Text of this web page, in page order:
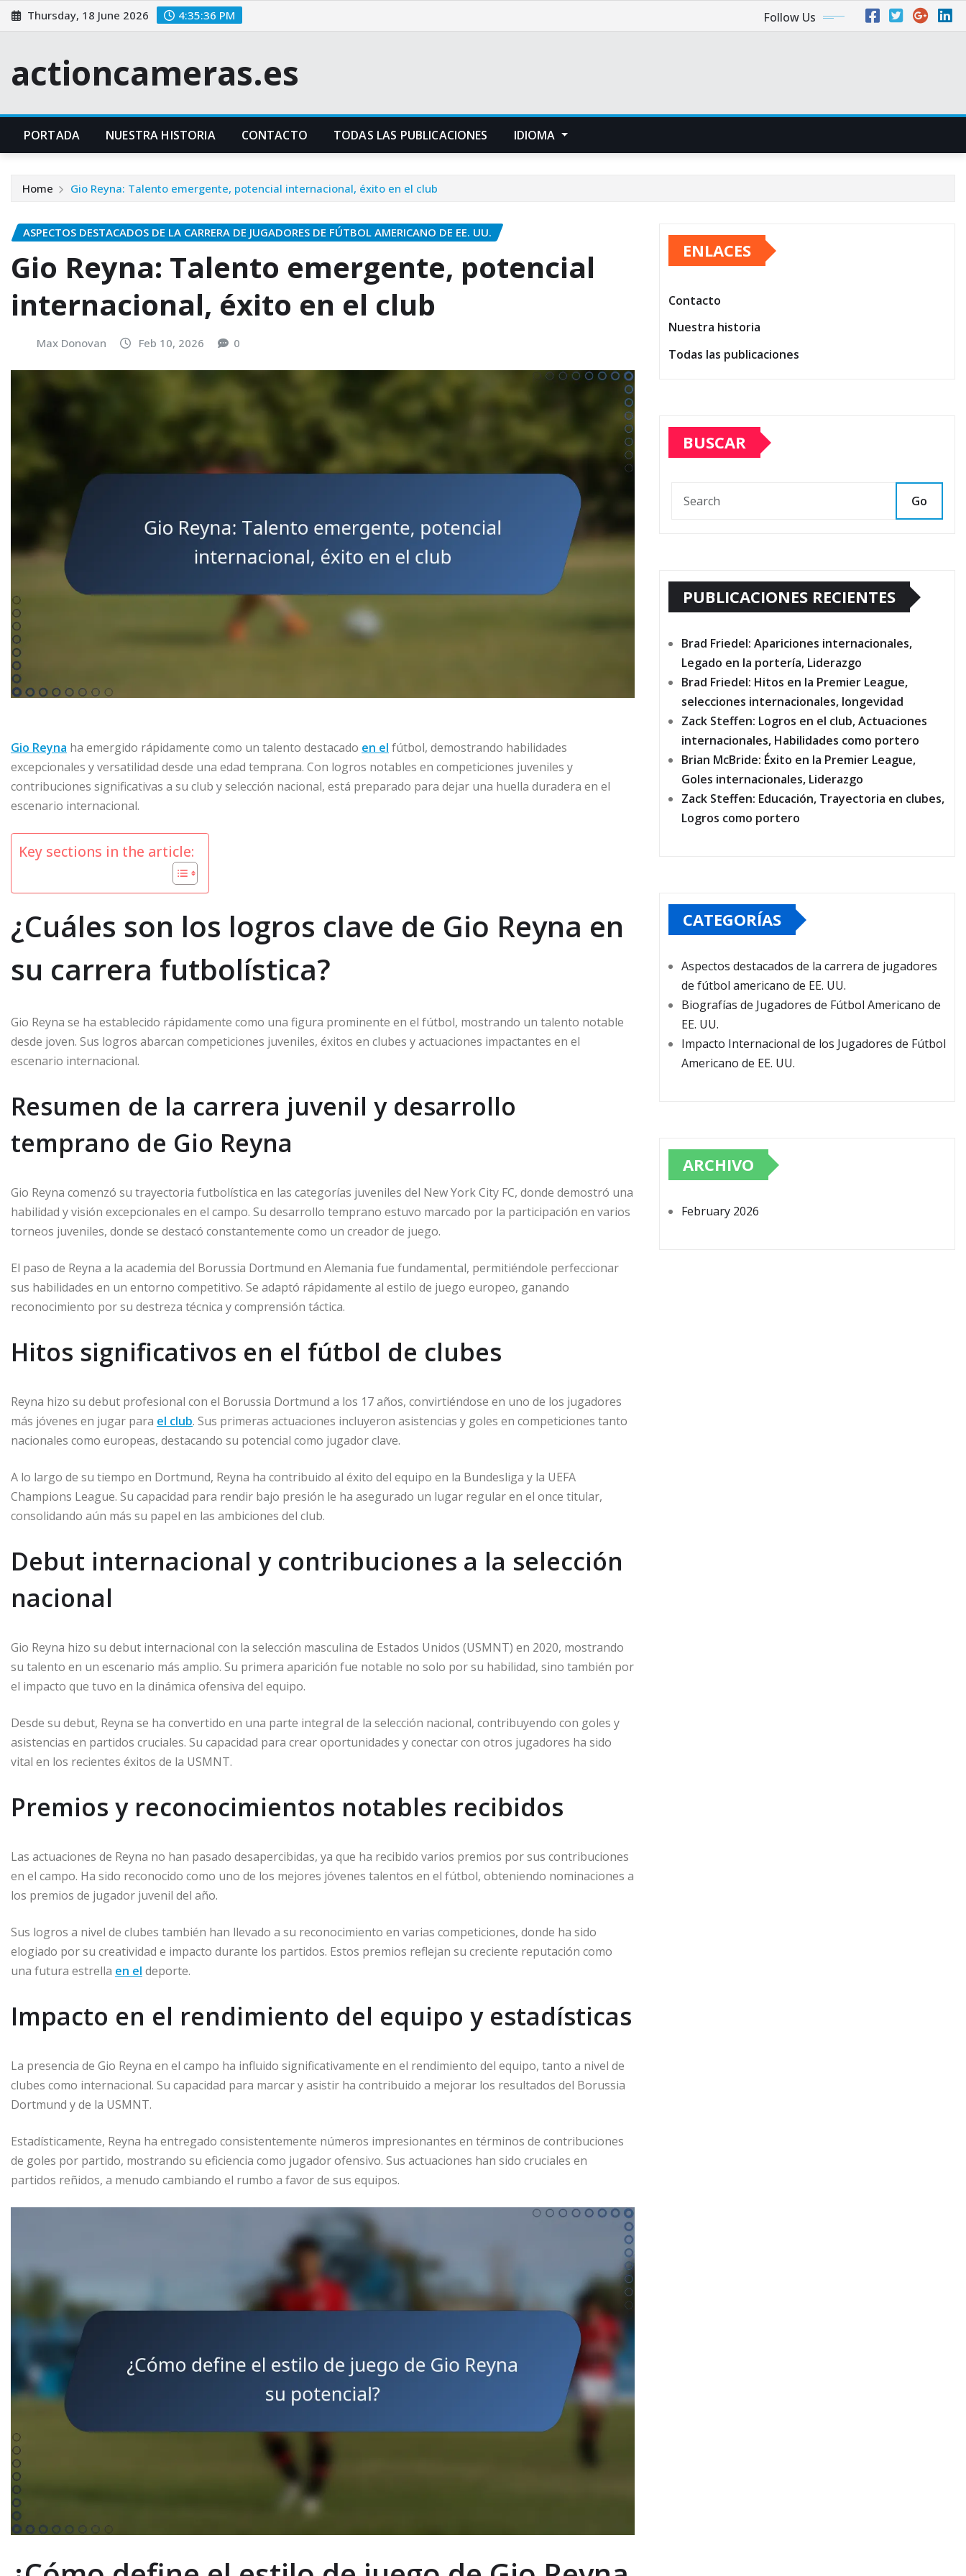
Skip
to
Thursday, 18 June 2026 4:35:37 PM Follow Us
actioncameras.es
PORTADA NUESTRA HISTORIA CONTACTO TODAS LAS PUBLICACIONES IDIOMA
Home Gio Reyna: Talento emergente, potencial internacional, éxito en el club
ASPECTOS DESTACADOS DE LA CARRERA DE JUGADORES DE FÚTBOL AMERICANO DE EE. UU.
Gio Reyna: Talento emergente, potencial
internacional, éxito en el club
Max Donovan Feb 10, 2026 0
Gio Reyna ha emergido rápidamente como un talento destacado en el fútbol, demostrando habilidades
excepcionales y versatilidad desde una edad temprana. Con logros notables en competiciones juveniles y
contribuciones significativas a su club y selección nacional, está preparado para dejar una huella duradera en el
escenario internacional.
Key sections in the article:
¿Cuáles son los logros clave de Gio Reyna en
su carrera futbolística?
Gio Reyna se ha establecido rápidamente como una figura prominente en el fútbol, mostrando un talento notable
desde joven. Sus logros abarcan competiciones juveniles, éxitos en clubes y actuaciones impactantes en el
escenario internacional.
Resumen de la carrera juvenil y desarrollo
temprano de Gio Reyna
Gio Reyna comenzó su trayectoria futbolística en las categorías juveniles del New York City FC, donde demostró una
habilidad y visión excepcionales en el campo. Su desarrollo temprano estuvo marcado por la participación en varios
torneos juveniles, donde se destacó constantemente como un creador de juego.
El paso de Reyna a la academia del Borussia Dortmund en Alemania fue fundamental, permitiéndole perfeccionar
sus habilidades en un entorno competitivo. Se adaptó rápidamente al estilo de juego europeo, ganando
reconocimiento por su destreza técnica y comprensión táctica.
Hitos significativos en el fútbol de clubes
Reyna hizo su debut profesional con el Borussia Dortmund a los 17 años, convirtiéndose en uno de los jugadores
más jóvenes en jugar para el club. Sus primeras actuaciones incluyeron asistencias y goles en competiciones tanto
nacionales como europeas, destacando su potencial como jugador clave.
A lo largo de su tiempo en Dortmund, Reyna ha contribuido al éxito del equipo en la Bundesliga y la UEFA
Champions League. Su capacidad para rendir bajo presión le ha asegurado un lugar regular en el once titular,
consolidando aún más su papel en las ambiciones del club.
Debut internacional y contribuciones a la selección
nacional
Gio Reyna hizo su debut internacional con la selección masculina de Estados Unidos (USMNT) en 2020, mostrando
su talento en un escenario más amplio. Su primera aparición fue notable no solo por su habilidad, sino también por
el impacto que tuvo en la dinámica ofensiva del equipo.
Desde su debut, Reyna se ha convertido en una parte integral de la selección nacional, contribuyendo con goles y
asistencias en partidos cruciales. Su capacidad para crear oportunidades y conectar con otros jugadores ha sido
vital en los recientes éxitos de la USMNT.
Premios y reconocimientos notables recibidos
Las actuaciones de Reyna no han pasado desapercibidas, ya que ha recibido varios premios por sus contribuciones
en el campo. Ha sido reconocido como uno de los mejores jóvenes talentos en el fútbol, obteniendo nominaciones a
los premios de jugador juvenil del año.
Sus logros a nivel de clubes también han llevado a su reconocimiento en varias competiciones, donde ha sido
elogiado por su creatividad e impacto durante los partidos. Estos premios reflejan su creciente reputación como
una futura estrella en el deporte.
Impacto en el rendimiento del equipo y estadísticas
La presencia de Gio Reyna en el campo ha influido significativamente en el rendimiento del equipo, tanto a nivel de
clubes como internacional. Su capacidad para marcar y asistir ha contribuido a mejorar los resultados del Borussia
Dortmund y de la USMNT.
Estadísticamente, Reyna ha entregado consistentemente números impresionantes en términos de contribuciones
de goles por partido, mostrando su eficiencia como jugador ofensivo. Sus actuaciones han sido cruciales en
partidos reñidos, a menudo cambiando el rumbo a favor de sus equipos.
ENLACES
Contacto
Nuestra historia
Todas las publicaciones
BUSCAR
Go
PUBLICACIONES RECIENTES
Brad Friedel: Apariciones internacionales,
Legado en la portería, Liderazgo
Brad Friedel: Hitos en la Premier League,
selecciones internacionales, longevidad
Zack Steffen: Logros en el club, Actuaciones
internacionales, Habilidades como portero
Brian McBride: Éxito en la Premier League,
Goles internacionales, Liderazgo
Zack Steffen: Educación, Trayectoria en clubes,
Logros como portero
CATEGORÍAS
Aspectos destacados de la carrera de jugadores
de fútbol americano de EE. UU.
Biografías de Jugadores de Fútbol Americano de
EE. UU.
Impacto Internacional de los Jugadores de Fútbol
Americano de EE. UU.
ARCHIVO
February 2026